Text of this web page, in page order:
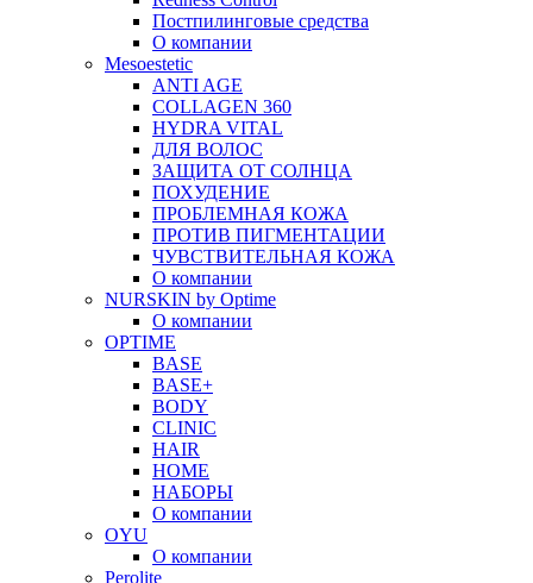
Постпилинговые средства
О компании
Mesoestetic
ANTI AGE
COLLAGEN 360
HYDRA VITAL
ДЛЯ ВОЛОС
ЗАЩИТА ОТ СОЛНЦА
ПОХУДЕНИЕ
ПРОБЛЕМНАЯ КОЖА
ПРОТИВ ПИГМЕНТАЦИИ
ЧУВСТВИТЕЛЬНАЯ КОЖА
О компании
NURSKIN by Optime
О компании
OPTIME
BASE
BASE+
BODY
CLINIC
HAIR
HOME
НАБОРЫ
О компании
OYU
О компании
Perolite